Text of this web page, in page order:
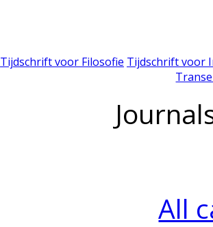
Tijdschrift voor Filosofie Tijdschrift voor
All